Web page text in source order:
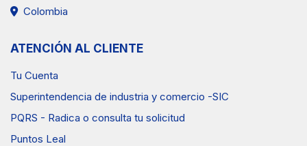
Colombia
ATENCIÓN AL CLIENTE
Tu Cuenta
Superintendencia de industria y comercio -SIC
PQRS - Radica o consulta tu solicitud
Puntos Leal